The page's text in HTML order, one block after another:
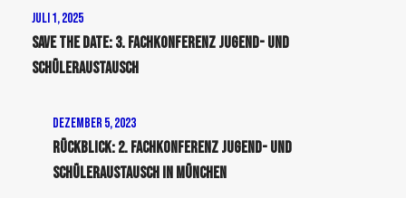
Juli 1, 2025
Save the Date: 3. Fachkonferenz Jugend- und
Schüleraustausch
Dezember 5, 2023
Rückblick: 2. Fachkonferenz Jugend- und
Schüleraustausch in München